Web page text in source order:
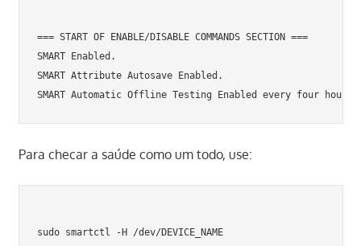
=== START OF ENABLE/DISABLE COMMANDS SECTION ===
SMART Enabled.
SMART Attribute Autosave Enabled.
Para checar a saúde como um todo, use: